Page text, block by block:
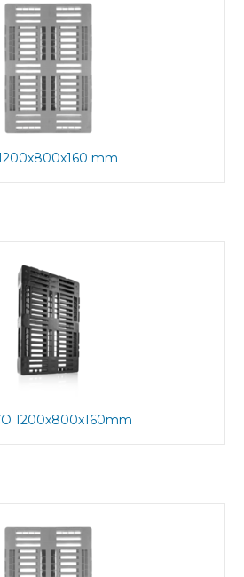
mm
1200x800x160mm